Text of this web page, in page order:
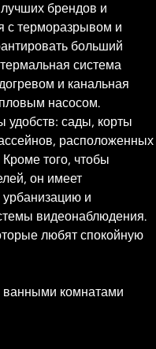
брендов и
с терморазрывом и
больший
система
и канальная
насосом.
удобств: сады, корты
расположенных
того, чтобы
он имеет
урбанизацию и
видеонаблюдения.
любят спокойную
комнатами